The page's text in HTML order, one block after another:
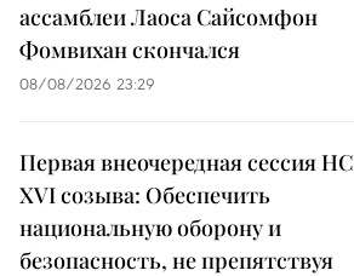
ассамблеи Лаоса Сайсомфон
Фомвихан скончался
08/08/2026 23:29
Первая внеочередная сессия НС
XVI созыва: Обеспечить
национальную оборону и
безопасность, не препятствуя